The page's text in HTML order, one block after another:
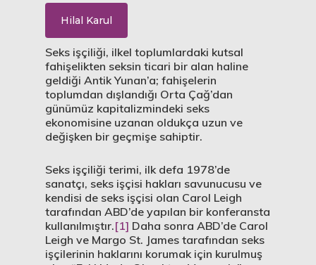
Hilal Karul
Seks işçiliği, ilkel toplumlardaki kutsal
fahişelikten seksin ticari bir alan haline
geldiği Antik Yunan’a; fahişelerin
toplumdan dışlandığı Orta Çağ’dan
günümüz kapitalizmindeki seks
ekonomisine uzanan oldukça uzun ve
değişken bir geçmişe sahiptir.
Seks işçiliği terimi, ilk defa 1978’de
sanatçı, seks işçisi hakları savunucusu ve
kendisi de seks işçisi olan Carol Leigh
tarafından ABD’de yapılan bir konferansta
kullanılmıştır.[1] Daha sonra ABD’de Carol
Leigh ve Margo St. James tarafından seks
işçilerinin haklarını korumak için kurulmuş